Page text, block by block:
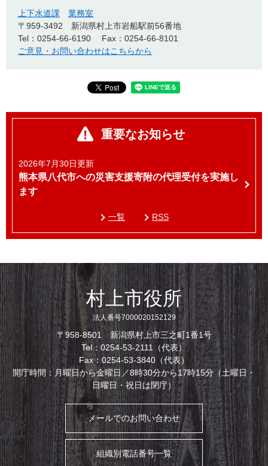
上下水道課
業務室
〒959-3492
新潟県村上市岩船駅前56番地
Tel：0254-66-6190
Fax：0254-66-8101
ご意見・お問い合わせはこちらから
重要なお知らせ
2026年7月30日更新
熊本県八代市への災害支援寄附の代理受付を実施し
ます
一覧 RSS
村上市役所
法人番号7000020152129
〒958-8501 新潟県村上市三之町1番1号
Tel：0254-53-2111（代表）
Fax：0254-53-3840（代表）
開庁時間：月曜日から金曜日／8時30分から17時15分（土曜日・
日曜日・祝日は閉庁）
メールでのお問い合わせ
組織別電話番号一覧